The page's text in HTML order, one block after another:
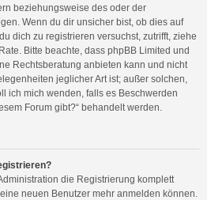
beziehungsweise des oder der
Wenn du dir unsicher bist, ob dies auf
dich zu registrieren versuchst, zutrifft, ziehe
Bitte beachte, dass phpBB Limited und
Rechtsberatung anbieten kann und nicht
jeglicher Art ist; außer solchen,
ich mich wenden, falls es Beschwerden
Forum gibt?“ behandelt werden.
die Registrierung komplett
neuen Benutzer mehr anmelden können.